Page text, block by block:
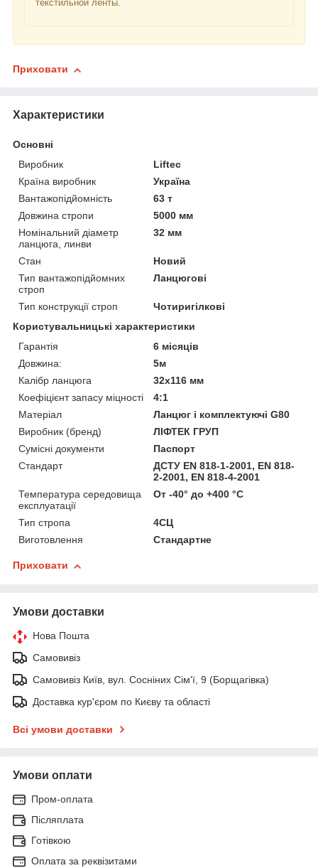
текстильной ленты.
Приховати
Характеристики
Основні
Виробник
Liftec
Країна виробник
Україна
Вантажопідйомність
63 т
Довжина стропи
5000 мм
Номінальний діаметр
ланцюга, линви
32 мм
Стан
Новий
Тип вантажопідйомних
строп
Ланцюгові
Тип конструкції строп
Чотиригілкові
Користувальницькі характеристики
Гарантія
6 місяців
Довжина:
5м
Калібр ланцюга
32x116 мм
Коефіцієнт запасу міцності
4:1
Матеріал
Ланцюг і комплектуючі G80
Виробник (бренд)
ЛІФТЕК ГРУП
Сумісні документи
Паспорт
Стандарт
ДСТУ EN 818-1-2001, EN 818-
2-2001, EN 818-4-2001
Температура середовища
експлуатації
От -40° до +400 °С
Тип стропа
4СЦ
Виготовлення
Стандартне
Приховати
Умови доставки
Нова Пошта
Самовивіз
Самовивіз Київ, вул. Сосніних Сім'ї, 9 (Борщагівка)
Доставка кур'єром по Києву та області
Всі умови доставки
Умови оплати
Пром-оплата
Післяплата
Готівкою
Оплата за реквізитами